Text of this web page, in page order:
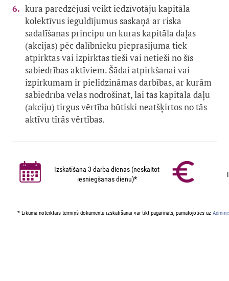
kura paredzējusi veikt iedzīvotāju kapitāla
kolektīvus ieguldījumus saskaņā ar riska
sadalīšanas principu un kuras kapitāla daļas
(akcijas) pēc dalībnieku pieprasījuma tiek
atpirktas vai izpirktas tieši vai netieši no šīs
sabiedrības aktīviem. Šādai atpirkšanai vai
izpirkumam ir pielīdzināmas darbības, ar kurām
sabiedrība vēlas nodrošināt, lai tās kapitāla daļu
(akciju) tirgus vērtība būtiski neatšķirtos no tās
aktīvu tīrās vērtības.
Izskatīšana 3 darba dienas (neskaitot
iesniegšanas dienu)*
* Likumā noteiktais termiņš dokumentu izskatīšanai var tikt pagarināts, pamatojoties uz